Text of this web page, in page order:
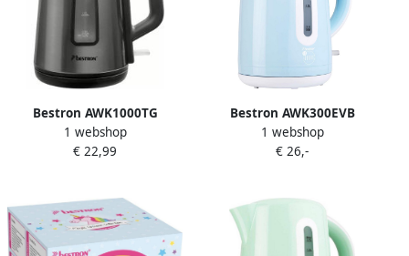
Bestron AWK1000TG
Waterkoker 2200W 360°
draaibare voet
1 webshop
€ 22,99
Bestron AWK300EVB
Waterkoker Blauw
1 webshop
€ 26,-